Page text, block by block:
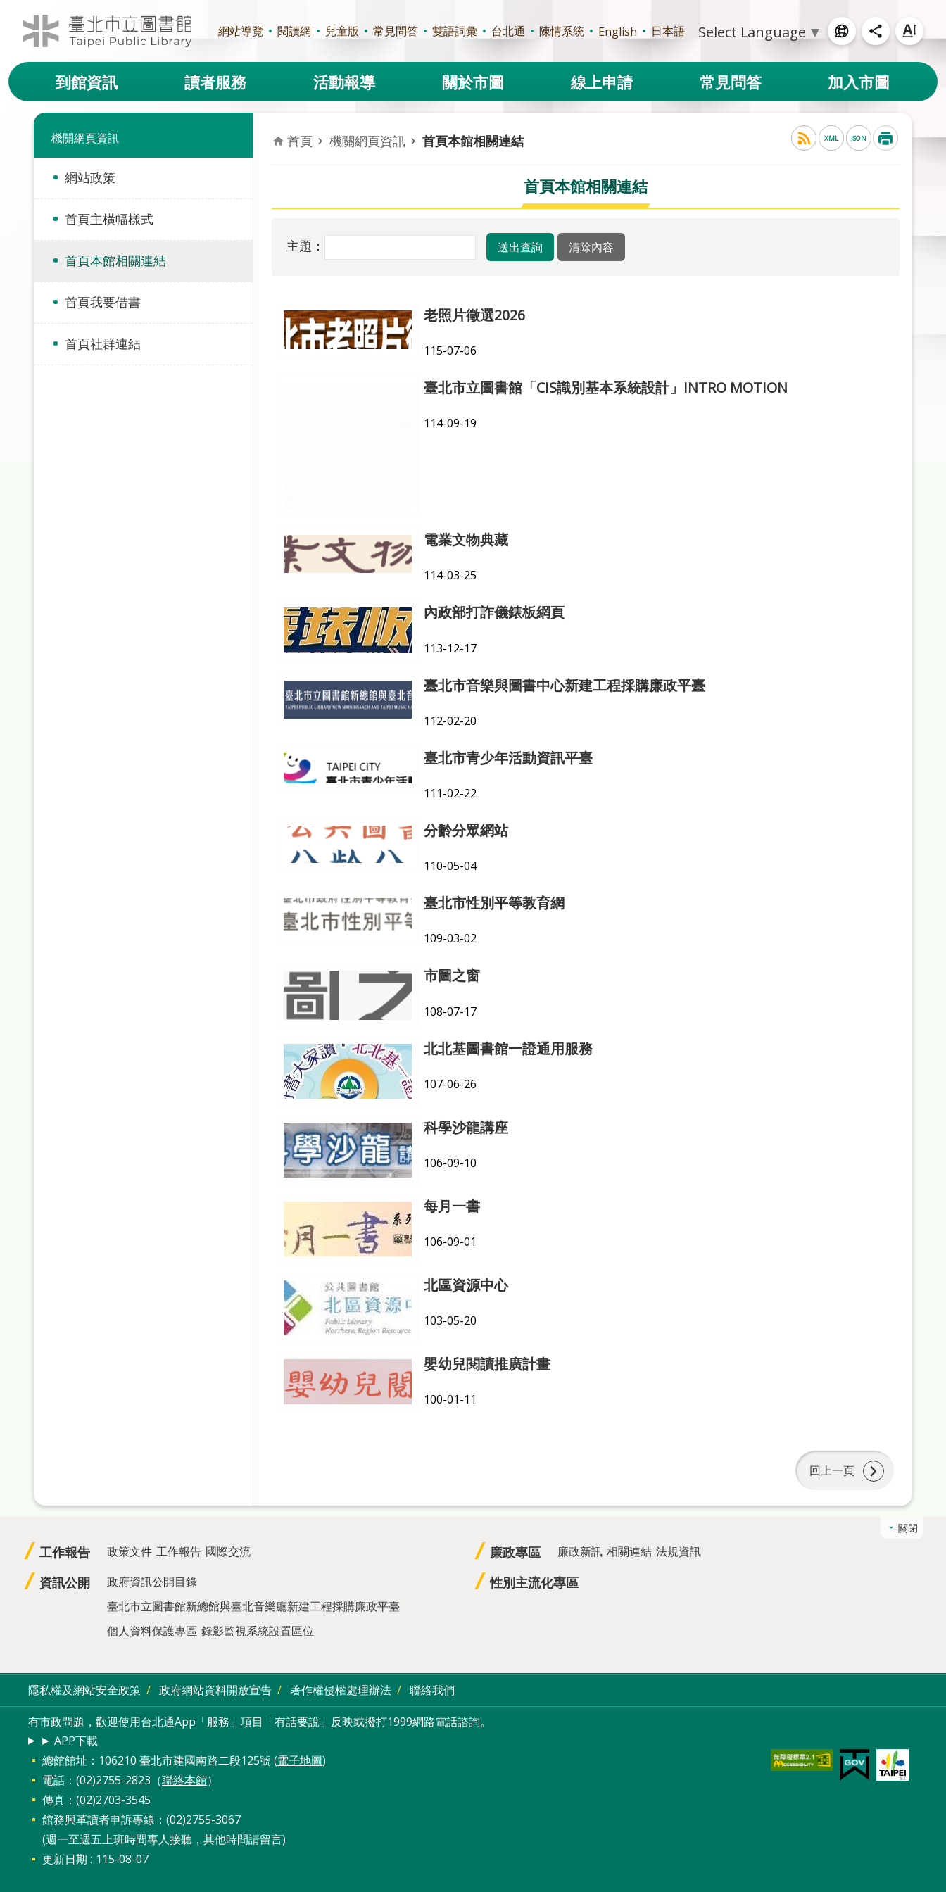
跳到主要內容區塊
網站導覽 閱讀網 兒童版 常見問答 雙語詞彙 台北通 陳情系統 English 日本語 Select Language ▼
到館資訊 讀者服務 活動報導 關於市圖 線上申請 常見問答 加入市圖
機關網頁資訊
網站政策
首頁主橫幅樣式
首頁本館相關連結
首頁我要借書
首頁社群連結
首頁 機關網頁資訊 首頁本館相關連結 XML JSON
首頁本館相關連結
主題：
老照片徵選2026
115-07-06
臺北市立圖書館「CIS識別基本系統設計」INTRO MOTION
114-09-19
電業文物典藏
114-03-25
內政部打詐儀錶板網頁
113-12-17
臺北市音樂與圖書中心新建工程採購廉政平臺
112-02-20
臺北市青少年活動資訊平臺
111-02-22
分齡分眾網站
110-05-04
臺北市性別平等教育網
109-03-02
市圖之窗
108-07-17
北北基圖書館一證通用服務
107-06-26
科學沙龍講座
106-09-10
每月一書
106-09-01
北區資源中心
103-05-20
嬰幼兒閱讀推廣計畫
100-01-11
回上一頁
關閉
工作報告 政策文件 工作報告 國際交流
資訊公開
政府資訊公開目錄
臺北市立圖書館新總館與臺北音樂廳新建工程採購廉政平臺
個人資料保護專區 錄影監視系統設置區位
廉政專區 廉政新訊 相關連結 法規資訊
性別主流化專區
隱私權及網站安全政策 政府網站資料開放宣告 著作權侵權處理辦法 聯絡我們
有市政問題，歡迎使用台北通App「服務」項目「有話要說」反映或撥打1999網路電話諮詢。
► APP下載
總館館址：106210 臺北市建國南路二段125號 (電子地圖)
電話：(02)2755-2823（聯絡本館）
傳真：(02)2703-3545
館務興革讀者申訴專線：(02)2755-3067
(週一至週五上班時間專人接聽，其他時間請留言)
更新日期
115-08-07